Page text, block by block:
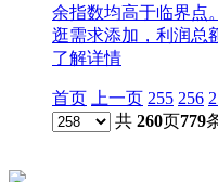
余指数均高于临界点
逛需求添加，利润总
了解详情
首页 上一页 255 256
共 260页779